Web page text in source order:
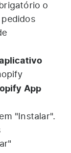
o
pedidos
App
"Instalar".